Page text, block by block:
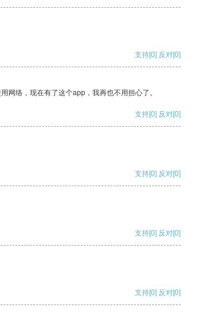
支持[0] 反对[0]
网络，现在有了这个app，我再也不用担心了。
支持[0] 反对[0]
支持[0] 反对[0]
支持[0] 反对[0]
支持[0] 反对[0]